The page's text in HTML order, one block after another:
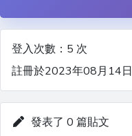
登入次數：5 次
註冊於2023年08月14日
發表了 0 篇貼文